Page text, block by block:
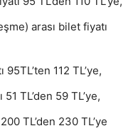
arası bilet fiyatı
112 TL’ye,
TL’den 59 TL’ye,
TL’den 230 TL’ye